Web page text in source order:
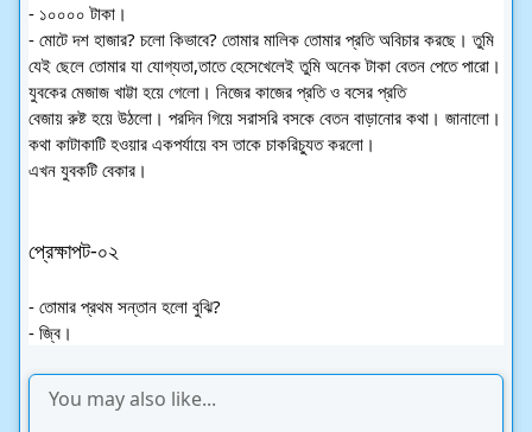
- ১০০০০ টাকা।
- মোটে দশ হাজার? চলো কিভাবে? তোমার মালিক তোমার প্রতি অবিচার করছে। তুমি
যেই ছেলে তোমার যা যোগ্যতা,তাতে হেসেখেলেই তুমি অনেক টাকা বেতন পেতে পারো।
যুবকের মেজাজ খাট্টা হয়ে গেলো। নিজের কাজের প্রতি ও বসের প্রতি
বেজায় রুষ্ট হয়ে উঠলো। পরদিন গিয়ে সরাসরি বসকে বেতন বাড়ানোর কথা। জানালো।
কথা কাটাকাটি হওয়ার একপর্যায়ে বস তাকে চাকরিচ্যুত করলো।
এখন যুবকটি বেকার।
প্রেক্ষাপট-০২
- তোমার প্রথম সন্তান হলো বুঝি?
- জ্বি।
You may also like...